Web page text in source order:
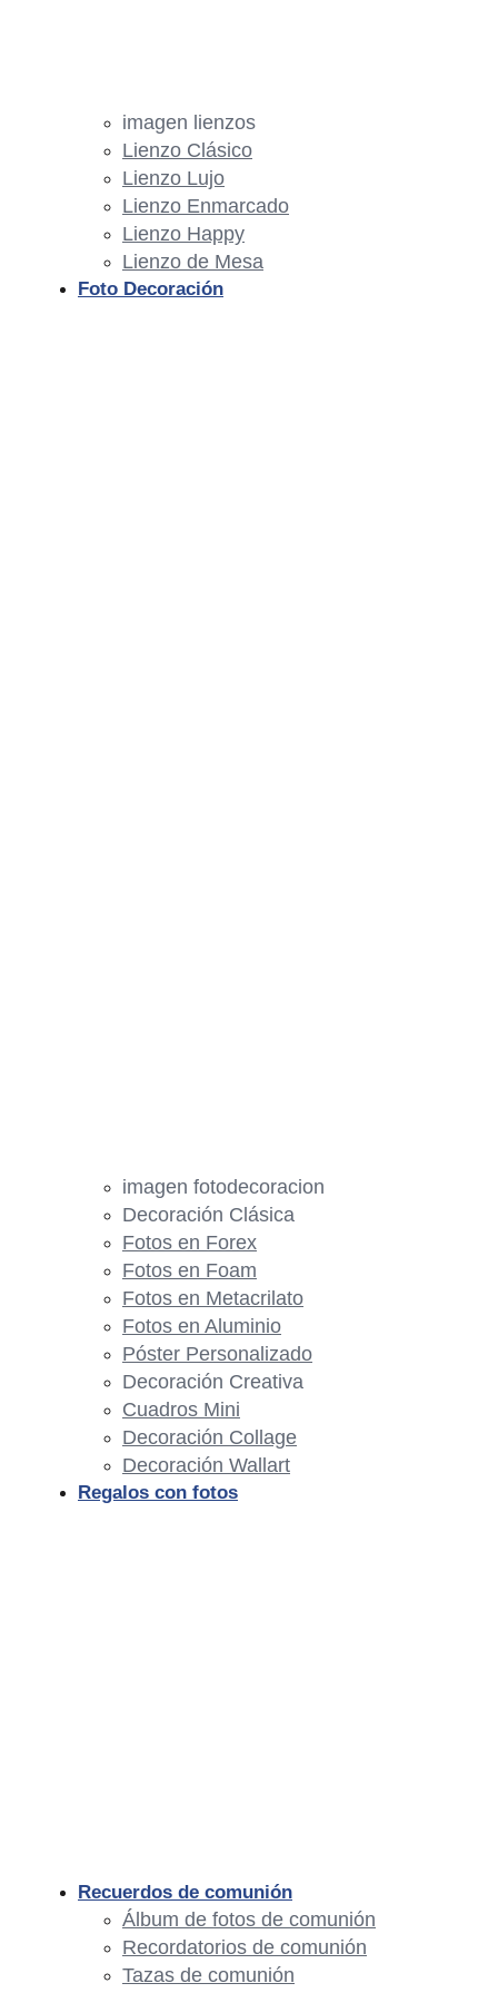
imagen lienzos
Lienzo Clásico
Lienzo Lujo
Lienzo Enmarcado
Lienzo Happy
Lienzo de Mesa
Foto Decoración
imagen fotodecoracion
Decoración Clásica
Fotos en Forex
Fotos en Foam
Fotos en Metacrilato
Fotos en Aluminio
Póster Personalizado
Decoración Creativa
Cuadros Mini
Decoración Collage
Decoración Wallart
Regalos con fotos
Recuerdos de comunión
Álbum de fotos de comunión
Recordatorios de comunión
Tazas de comunión